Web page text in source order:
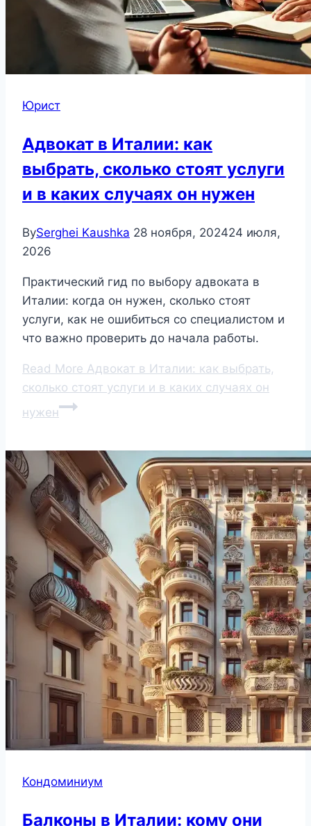
Юрист
Адвокат в Италии: как
выбрать, сколько стоят услуги
и в каких случаях он нужен
BySerghei Kaushka 28 ноября, 202424 июля,
2026
Практический гид по выбору адвоката в
Италии: когда он нужен, сколько стоят
услуги, как не ошибиться со специалистом и
что важно проверить до начала работы.
Read More Адвокат в Италии: как выбрать,
сколько стоят услуги и в каких случаях он
нужен
Кондоминиум
Балконы в Италии: кому они